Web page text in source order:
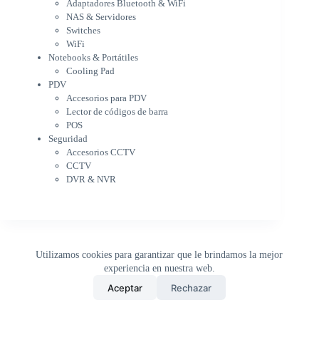
Utilizamos cookies para garantizar que le brindamos la mejor
experiencia en nuestra web.
Aceptar Rechazar
Cargador para notebook
Cooling Pad
PDV
Accesorios para PDV
Lector de códigos de barra
POS
Seguridad
Accesorios CCTV
CCTV
DVR & NVR
Sin categorizar
Adaptadores Bluetooth & WiFi
NAS & Servidores
Switches
WiFi
Notebooks & Portátiles
Cooling Pad
PDV
Accesorios para PDV
Lector de códigos de barra
POS
Seguridad
Accesorios CCTV
CCTV
DVR & NVR